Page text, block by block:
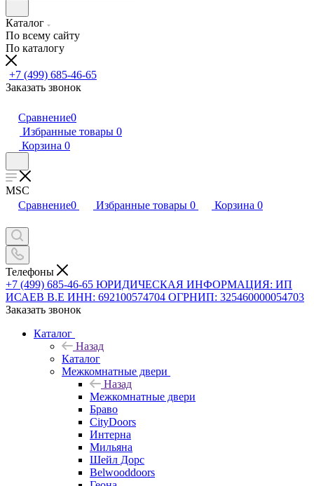
Каталог
По всему сайту
По каталогу
+7 (499) 685-46-65
Заказать звонок
Сравнение0
Избранные товары 0
Корзина 0
MSC
Сравнение0 Избранные товары 0 Корзина 0
Телефоны
+7 (499) 685-46-65 ЮРИДИЧЕСКАЯ ИНФОРМАЦИЯ: ИП
ИСАЕВ В.Е ИНН: 692100574704 ОГРНИП: 325460000054703
Заказать звонок
Каталог
Назад
Каталог
Межкомнатные двери
Назад
Межкомнатные двери
Браво
CityDoors
Интерна
Мильяна
Шейл Дорс
Belwooddoors